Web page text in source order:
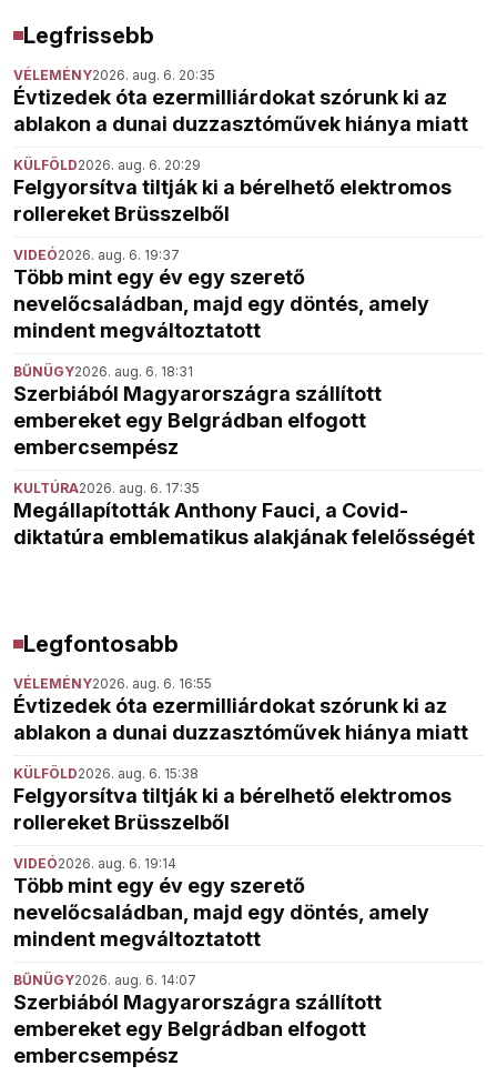
Legfrissebb
VÉLEMÉNY2026. aug. 6. 20:35
Évtizedek óta ezermilliárdokat szórunk ki az
ablakon a dunai duzzasztóművek hiánya miatt
KÜLFÖLD2026. aug. 6. 20:29
Felgyorsítva tiltják ki a bérelhető elektromos
rollereket Brüsszelből
VIDEÓ2026. aug. 6. 19:37
Több mint egy év egy szerető
nevelőcsaládban, majd egy döntés, amely
mindent megváltoztatott
BŰNÜGY2026. aug. 6. 18:31
Szerbiából Magyarországra szállított
embereket egy Belgrádban elfogott
embercsempész
KULTÚRA2026. aug. 6. 17:35
Megállapították Anthony Fauci, a Covid-
diktatúra emblematikus alakjának felelősségét
Legfontosabb
VÉLEMÉNY2026. aug. 6. 16:55
Évtizedek óta ezermilliárdokat szórunk ki az
ablakon a dunai duzzasztóművek hiánya miatt
KÜLFÖLD2026. aug. 6. 15:38
Felgyorsítva tiltják ki a bérelhető elektromos
rollereket Brüsszelből
VIDEÓ2026. aug. 6. 19:14
Több mint egy év egy szerető
nevelőcsaládban, majd egy döntés, amely
mindent megváltoztatott
BŰNÜGY2026. aug. 6. 14:07
Szerbiából Magyarországra szállított
embereket egy Belgrádban elfogott
embercsempész